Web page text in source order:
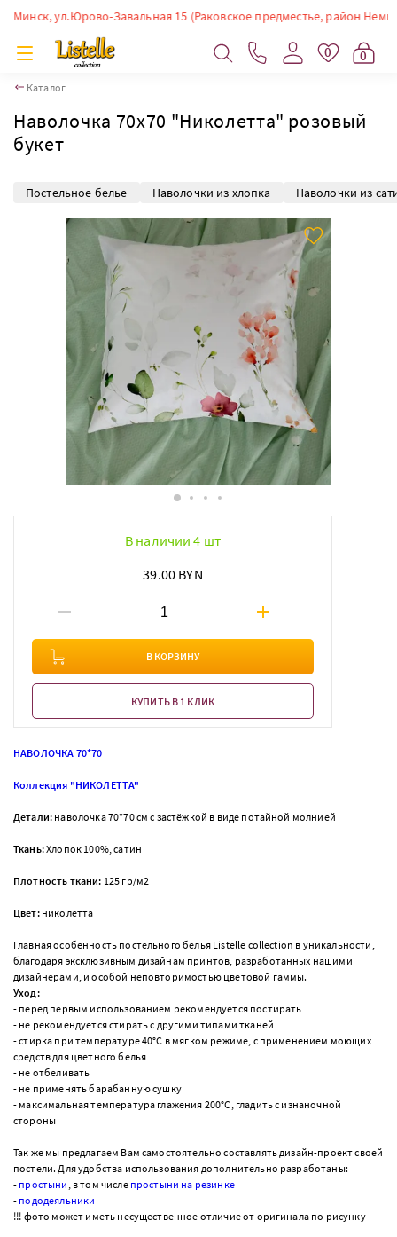
ул.Юрово-Завальная 15 (Раковское предместье, район
0 0
Каталог
Наволочка 70х70 "Николетта" розовый
букет
Постельное белье Наволочки из хлопка Наволочки из
В наличии 4 шт
39.00 BYN
В КОРЗИНУ
КУПИТЬ В 1 КЛИК
НАВОЛОЧКА 70*70
Коллекция "НИКОЛЕТТА"
Детали: наволочка 70*70 см с застёжкой в виде потайной молнией
Ткань:Хлопок 100%, сатин
Плотность ткани: 125 гр/м2
Цвет: николетта
Главная особенность постельного белья Listelle collection в уникальности,
благодаря эксклюзивным дизайнам принтов, разработанных нашими
дизайнерами, и особой неповторимостью цветовой гаммы.
Уход:
- перед первым использованием рекомендуется постирать
- не рекомендуется стирать с другими типами тканей
- стирка при температуре 40°С в мягком режиме, с применением моющих
средств для цветного белья
- не отбеливать
- не применять барабанную сушку
- максимальная температура глажения 200°С, гладить с изнаночной
стороны
Так же мы предлагаем Вам самостоятельно составлять дизайн-проект своей
постели.Для удобства использования дополнительно разработаны:
- простыни , в том числе простыни на резинке
- пододеяльники
!!! фото может иметь несущественное отличие от оригинала по рисунку